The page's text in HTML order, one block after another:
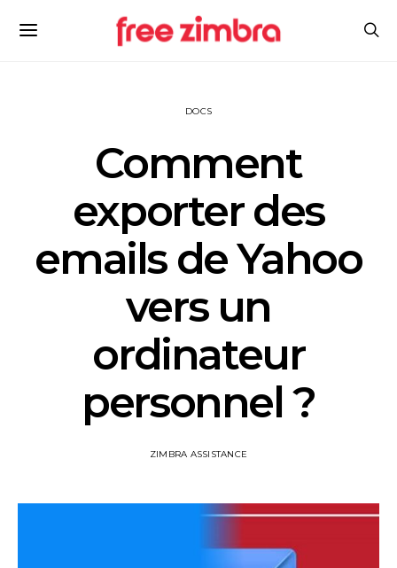
DOCS
Comment
exporter des
emails de Yahoo
vers un
ordinateur
personnel ?
ZIMBRA ASSISTANCE